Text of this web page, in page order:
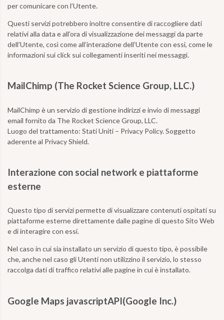
per comunicare con l’Utente.
Questi servizi potrebbero inoltre consentire di raccogliere dati
relativi alla data e all’ora di visualizzazione dei messaggi da parte
dell’Utente, così come all’interazione dell’Utente con essi, come le
informazioni sui click sui collegamenti inseriti nei messaggi.
MailChimp (The Rocket Science Group, LLC.)
MailChimp è un servizio di gestione indirizzi e invio di messaggi
email fornito da The Rocket Science Group, LLC.
Luogo del trattamento: Stati Uniti – Privacy Policy. Soggetto
aderente al Privacy Shield.
Interazione con social network e piattaforme
esterne
Questo tipo di servizi permette di visualizzare contenuti ospitati su
piattaforme esterne direttamente dalle pagine di questo Sito Web
e di interagire con essi.
Nel caso in cui sia installato un servizio di questo tipo, è possibile
che, anche nel caso gli Utenti non utilizzino il servizio, lo stesso
raccolga dati di traffico relativi alle pagine in cui è installato.
Google Maps javascriptAPI(Google Inc.)